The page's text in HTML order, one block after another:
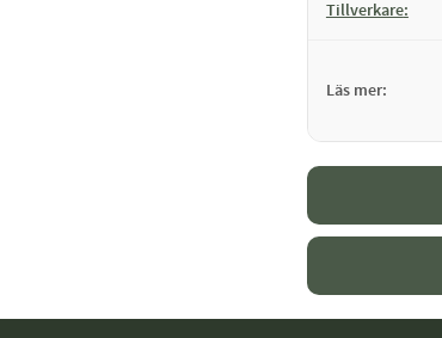
Tillverkare
Läs mer